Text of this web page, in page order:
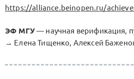
https://alliance.beinopen.ru/
ЭФ МГУ— научная верификация,
→ Елена Тищенко, Алексей